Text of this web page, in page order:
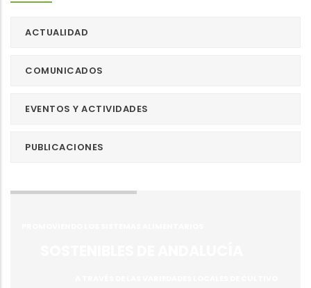
ACTUALIDAD
COMUNICADOS
EVENTOS Y ACTIVIDADES
PUBLICACIONES